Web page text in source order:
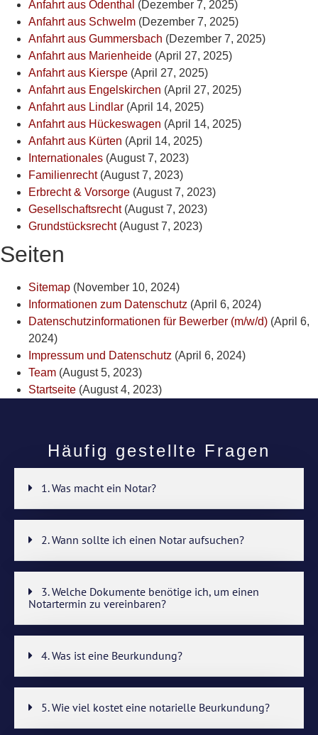
Anfahrt aus Odenthal (Dezember 7, 2025)
Anfahrt aus Schwelm (Dezember 7, 2025)
Anfahrt aus Gummersbach (Dezember 7, 2025)
Anfahrt aus Marienheide (April 27, 2025)
Anfahrt aus Kierspe (April 27, 2025)
Anfahrt aus Engelskirchen (April 27, 2025)
Anfahrt aus Lindlar (April 14, 2025)
Anfahrt aus Hückeswagen (April 14, 2025)
Anfahrt aus Kürten (April 14, 2025)
Internationales (August 7, 2023)
Familienrecht (August 7, 2023)
Erbrecht & Vorsorge (August 7, 2023)
Gesellschaftsrecht (August 7, 2023)
Grundstücksrecht (August 7, 2023)
Seiten
Sitemap (November 10, 2024)
Informationen zum Datenschutz (April 6, 2024)
Datenschutzinformationen für Bewerber (m/w/d) (April 6,
2024)
Impressum und Datenschutz (April 6, 2024)
Team (August 5, 2023)
Startseite (August 4, 2023)
Häufig gestellte Fragen
1. Was macht ein Notar?
2. Wann sollte ich einen Notar aufsuchen?
3. Welche Dokumente benötige ich, um einen
Notartermin zu vereinbaren?
4. Was ist eine Beurkundung?
5. Wie viel kostet eine notarielle Beurkundung?